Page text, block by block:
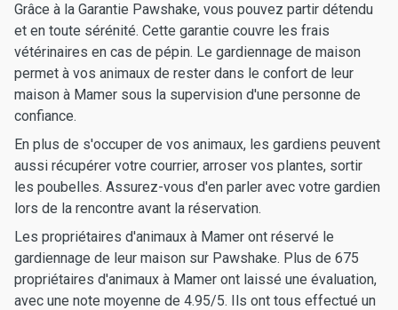
Grâce à la Garantie Pawshake, vous pouvez partir détendu
et en toute sérénité. Cette garantie couvre les frais
vétérinaires en cas de pépin. Le gardiennage de maison
permet à vos animaux de rester dans le confort de leur
maison à Mamer sous la supervision d'une personne de
confiance.
En plus de s'occuper de vos animaux, les gardiens peuvent
aussi récupérer votre courrier, arroser vos plantes, sortir
les poubelles. Assurez-vous d'en parler avec votre gardien
lors de la rencontre avant la réservation.
Les propriétaires d'animaux à Mamer ont réservé le
gardiennage de leur maison sur Pawshake. Plus de 675
propriétaires d'animaux à Mamer ont laissé une évaluation,
avec une note moyenne de 4.95/5. Ils ont tous effectué un